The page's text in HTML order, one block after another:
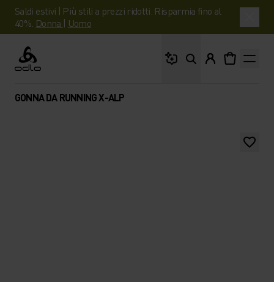
Saldi estivi | Più stili a prezzi ridotti. Risparmia fino al
40%. Donna | Uomo
Odlo
GONNA DA RUNNING X-ALP